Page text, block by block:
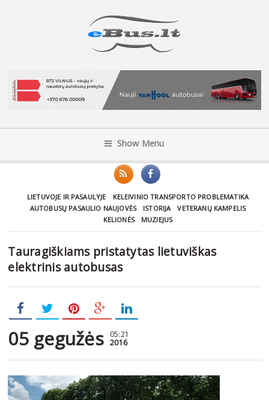
Show Menu
LIETUVOJE IR PASAULYJE
KELEIVINIO TRANSPORTO PROBLEMATIKA
AUTOBUSŲ PASAULIO NAUJOVĖS
ISTORIJA
VETERANŲ KAMPELIS
KELIONĖS
MUZIEJUS
Tauragiškiams pristatytas lietuviškas
elektrinis autobusas
05 gegužės 05:21
2016